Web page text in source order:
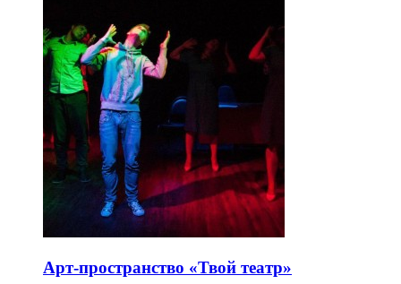
Арт-пространство «Твой театр»